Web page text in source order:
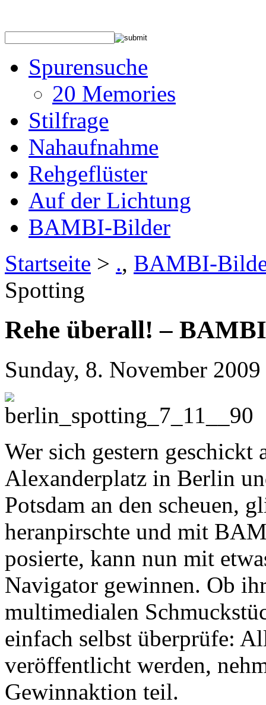
Spurensuche
20 Memories
Stilfrage
Nahaufnahme
Rehgeflüster
Auf der Lichtung
BAMBI-Bilder
Startseite > ., BAMBI-
Spotting
Rehe überall! –
Sunday, 8. November 2009
Wer sich gestern geschickt
Alexanderplatz in Berlin
Potsdam an den scheuen,
heranpirschte und mit
posierte, kann nun mit
Navigator gewinnen. Ob
multimedialen
einfach selbst überprüfe:
veröffentlicht werden,
Gewinnaktion teil.